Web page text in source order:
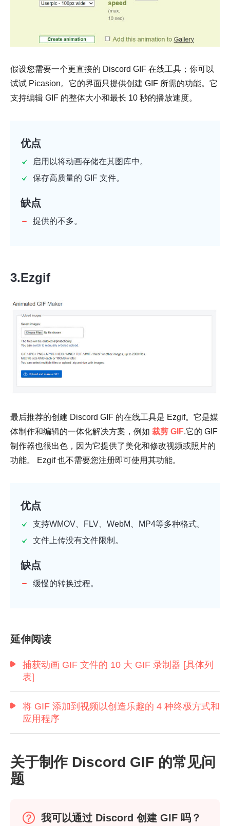
假设您需要一个更直接的 Discord GIF 在线工具；你可以
试试 Picasion。它的界面只提供创建 GIF 所需的功能。它
支持编辑 GIF 的整体大小和最长 10 秒的播放速度。
优点
启用以将动画存储在其图库中。
保存高质量的 GIF 文件。
缺点
提供的不多。
3.Ezgif
最后推荐的创建 Discord GIF 的在线工具是 Ezgif。它是媒
体制作和编辑的一体化解决方案，例如 裁剪 GIF.它的 GIF
制作器也很出色，因为它提供了美化和修改视频或照片的
功能。 Ezgif 也不需要您注册即可使用其功能。
优点
支持WMOV、FLV、WebM、MP4等多种格式。
文件上传没有文件限制。
缺点
缓慢的转换过程。
延伸阅读
捕获动画 GIF 文件的 10 大 GIF 录制器 [具体列
表]
将 GIF 添加到视频以创造乐趣的 4 种终极方式和
应用程序
关于制作 Discord GIF 的常见问
题
我可以通过 Discord 创建 GIF 吗？